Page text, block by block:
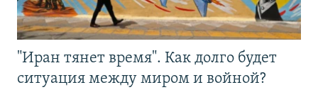
"Иран тянет время". Как долго будет
ситуация между миром и войной?